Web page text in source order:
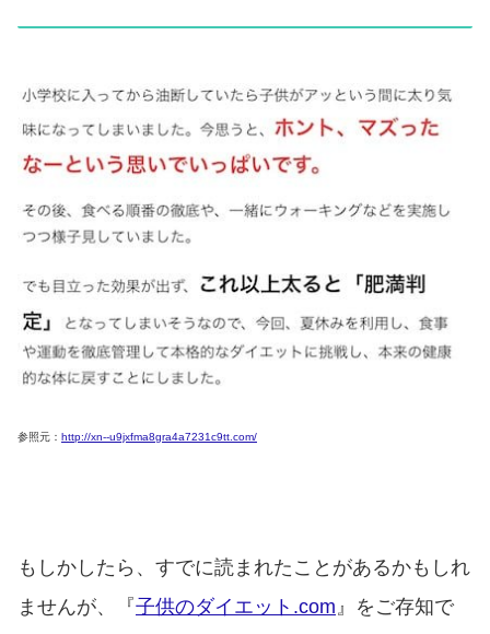
参照元： http://xn--u9jxfma8gra4a7231c9tt.com/
もしかしたら、すでに読まれたことがあるかもしれ
ませんが、『子供のダイエット.com』をご存知で